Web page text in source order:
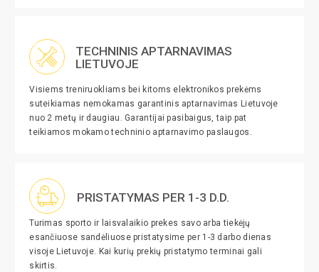
TECHNINIS APTARNAVIMAS
LIETUVOJE
Visiems treniruokliams bei kitoms elektronikos prekėms
suteikiamas nemokamas garantinis aptarnavimas Lietuvoje
nuo 2 metų ir daugiau. Garantijai pasibaigus, taip pat
teikiamos mokamo techninio aptarnavimo paslaugos.
PRISTATYMAS PER 1-3 D.D.
Turimas sporto ir laisvalaikio prekes savo arba tiekėjų
esančiuose sandėliuose pristatysime per 1-3 darbo dienas
visoje Lietuvoje. Kai kurių prekių pristatymo terminai gali
skirtis.